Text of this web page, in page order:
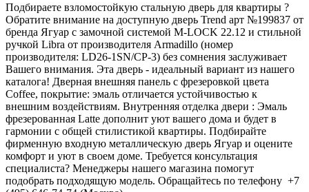
Подбираете взломостойкую стальную дверь для квартиры ?
Обратите внимание на доступную дверь Trend арт №199837 от
бренда Ягуар с замочной системой M-LOCK 22.12 и стильной
ручкой Libra от производителя Armadillo (номер
производителя: LD26-1SN/CP-3) без сомнения заслуживает
Вашего внимания. Эта дверь - идеальный вариант из нашего
каталога! Дверная внешняя панель с фрезеровкой цвета
Coffee, покрытие: эмаль отличается устойчивостью к
внешним воздействиям. Внутренняя отделка двери : Эмаль
фрезерованная Latte дополнит уют вашего дома и будет в
гармонии с общей стилистикой квартиры. Подбирайте
фирменную входную металлическую дверь Ягуар и оцените
комфорт и уют в своем доме. Требуется консультация
специалиста? Менеджеры нашего магазина помогут
подобрать подходящую модель. Обращайтесь по телефону +7